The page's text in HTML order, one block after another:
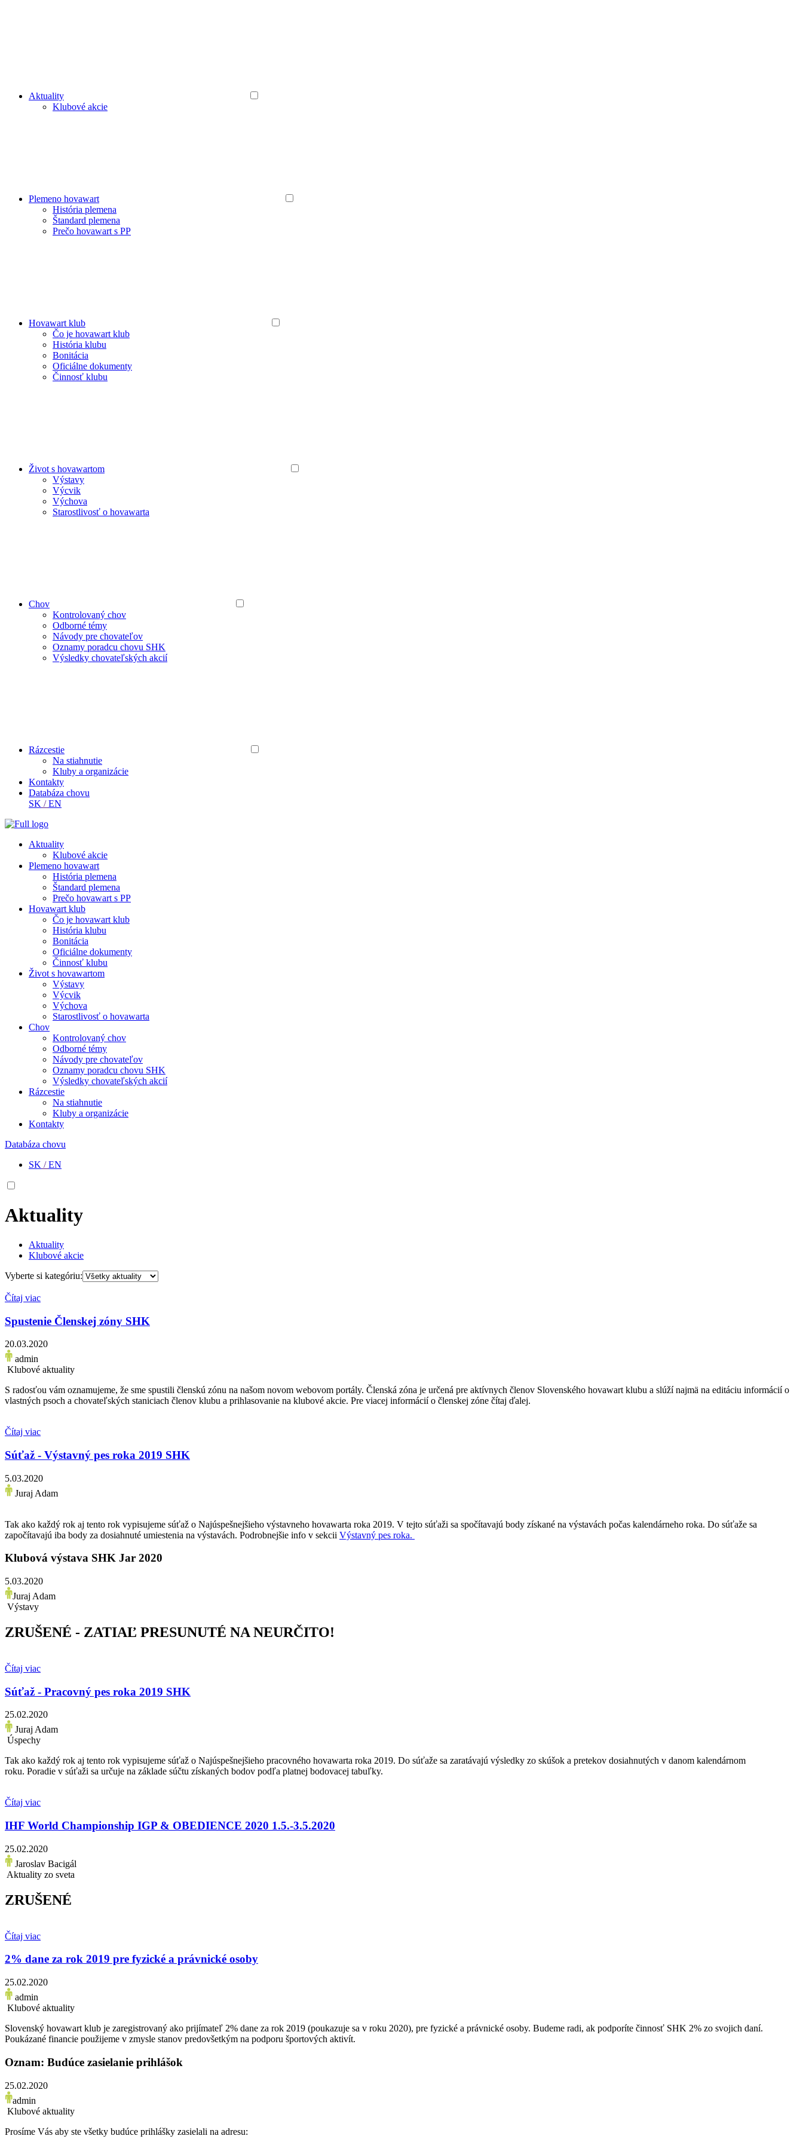
Aktuality
Klubové akcie
Plemeno hovawart
História plemena
Štandard plemena
Prečo hovawart s PP
Hovawart klub
Čo je hovawart klub
História klubu
Bonitácia
Oficiálne dokumenty
Činnosť klubu
Život s hovawartom
Výstavy
Výcvik
Výchova
Starostlivosť o hovawarta
Chov
Kontrolovaný chov
Odborné témy
Návody pre chovateľov
Oznamy poradcu chovu SHK
Výsledky chovateľských akcií
Rázcestie
Na stiahnutie
Kluby a organizácie
Kontakty
Databáza chovu
SK /EN
Aktuality
Klubové akcie
Plemeno hovawart
História plemena
Štandard plemena
Prečo hovawart s PP
Hovawart klub
Čo je hovawart klub
História klubu
Bonitácia
Oficiálne dokumenty
Činnosť klubu
Život s hovawartom
Výstavy
Výcvik
Výchova
Starostlivosť o hovawarta
Chov
Kontrolovaný chov
Odborné témy
Návody pre chovateľov
Oznamy poradcu chovu SHK
Výsledky chovateľských akcií
Rázcestie
Na stiahnutie
Kluby a organizácie
Kontakty
Databáza chovu
SK /EN
Aktuality
Aktuality
Klubové akcie
Vyberte si kategóriu:
Čítaj viac
Spustenie Členskej zóny SHK
20.03.2020
admin
Klubové aktuality
S radosťou vám oznamujeme, že sme spustili členskú zónu na našom novom webovom portály. Členská zóna je určená pre aktívnych členov Slovenského hovawart klubu a slúží najmä na editáciu informácií o
vlastných psoch a chovateľských staniciach členov klubu a prihlasovanie na klubové akcie. Pre viacej informácií o členskej zóne čítaj ďalej.
Čítaj viac
Súťaž - Výstavný pes roka 2019 SHK
5.03.2020
Juraj Adam
Tak ako každý rok aj tento rok vypisujeme súťaž o Najúspešnejšieho výstavneho hovawarta roka 2019. V tejto súťaži sa spočítavajú body získané na výstavách počas kalendárneho roka. Do súťaže sa
započítavajú iba body za dosiahnuté umiestenia na výstavách. Podrobnejšie info v sekcii Výstavný pes roka.
Klubová výstava SHK Jar 2020
5.03.2020
Juraj Adam
Výstavy
ZRUŠENÉ - ZATIAĽ PRESUNUTÉ NA NEURČITO!
Čítaj viac
Súťaž - Pracovný pes roka 2019 SHK
25.02.2020
Juraj Adam
Úspechy
Tak ako každý rok aj tento rok vypisujeme súťaž o Najúspešnejšieho pracovného hovawarta roka 2019. Do súťaže sa zaratávajú výsledky zo skúšok a pretekov dosiahnutých v danom kalendárnom
roku. Poradie v súťaži sa určuje na základe súčtu získaných bodov podľa platnej bodovacej tabuľky.
Čítaj viac
IHF World Championship IGP & OBEDIENCE 2020 1.5.-3.5.2020
25.02.2020
Jaroslav Bacigál
Aktuality zo sveta
ZRUŠENÉ
Čítaj viac
2% dane za rok 2019 pre fyzické a právnické osoby
25.02.2020
admin
Klubové aktuality
Slovenský hovawart klub je zaregistrovaný ako prijímateľ 2% dane za rok 2019 (poukazuje sa v roku 2020), pre fyzické a právnické osoby. Budeme radi, ak podporíte činnosť SHK 2% zo svojich daní.
Poukázané financie použijeme v zmysle stanov predovšetkým na podporu športových aktivít.
Oznam: Budúce zasielanie prihlášok
25.02.2020
admin
Klubové aktuality
Prosíme Vás aby ste všetky budúce prihlášky zasielali na adresu: